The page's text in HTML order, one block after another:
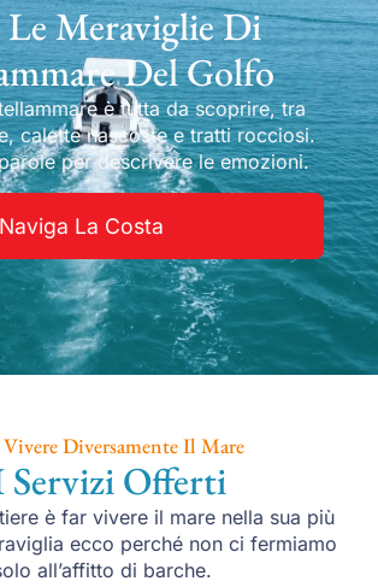
Meraviglie Di
Del Golfo
è tutta da scoprire, tra
calette nascoste e tratti rocciosi.
per descrivere le emozioni.
Naviga La Costa
Vivere Diversamente Il Mare
Servizi Offerti
è far vivere il mare nella sua più
ecco perché non ci fermiamo
all’affitto di barche.